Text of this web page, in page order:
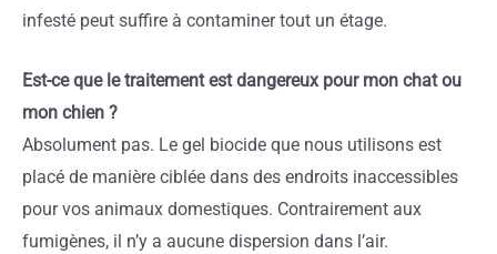
infesté peut suffire à contaminer tout un étage.
Est-ce que le traitement est dangereux pour mon chat ou
mon chien ?
Absolument pas. Le gel biocide que nous utilisons est
placé de manière ciblée dans des endroits inaccessibles
pour vos animaux domestiques. Contrairement aux
fumigènes, il n’y a aucune dispersion dans l’air.